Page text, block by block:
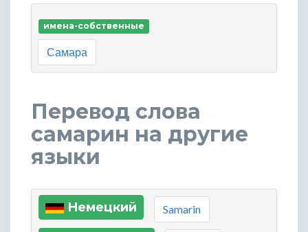
имена-собственные
Самара
Перевод слова
самарин на другие
языки
Немецкий Samarin